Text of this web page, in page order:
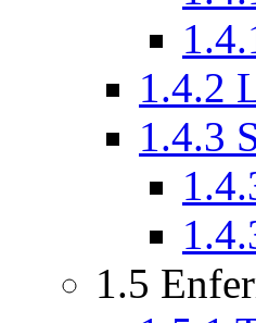
1.4.2
1.4.3
1.5